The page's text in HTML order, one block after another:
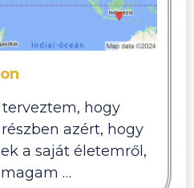
hogy
azért, hogy
a saját életemről,
…